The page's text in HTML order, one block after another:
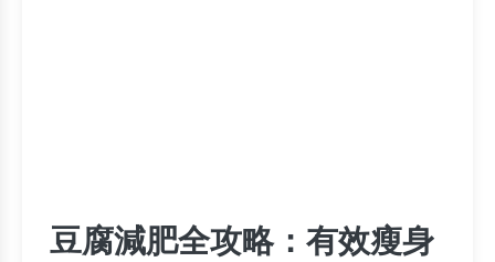
豆腐減肥全攻略：有效瘦身